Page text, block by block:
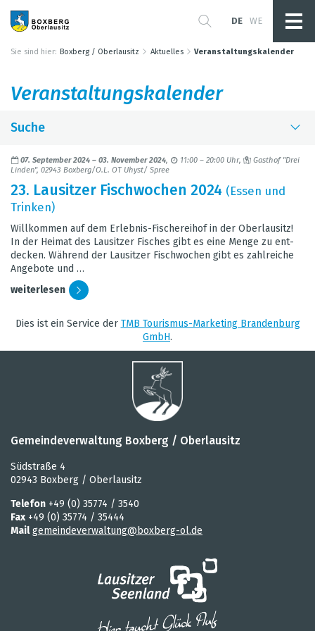
DE WE
Sie sind hier: Boxberg / Oberlausitz Aktuelles Veranstaltungskalender
Ver­an­stal­tungs­ka­len­der
Suche
Mo
Di Mi Do Fr Sa
So
1
2 3 4 5 6
7
14 15 16 17 20
21 22 23 24 25 26 27
28 29
von
aktuelle und laufende Veranstaltungen
Suchbegriff
suchen
07. Sep­tem­ber 2024 –03. Novem­ber 2024 11:00 – 20:00 Uhr
Gast­hof "Drei
Lin­den", 02943 Box­berg/O.L. OT Uhyst/ Spree
23. Lau­sit­zer Fisch­wo­chen 2024 (Essen und
Trin­ken)
Will­kom­men auf dem Erleb­nis-Fische­rei­hof in der Ober­lau­sitz!
In der Hei­mat des Lau­sit­zer Fisches gibt es eine Menge zu ent­
de­cken. Wäh­rend der Lau­sit­zer Fisch­wo­chen gibt es zahl­rei­che
Ange­bote und …
wei­ter­le­sen
Dies ist ein Ser­vice der TMB Tou­ris­mus-Mar­ke­ting Bran­den­burg
GmbH.
Gemeindeverwaltung Boxberg / Oberlausitz
Südstraße 4
02943 Boxberg / Oberlausitz
Telefon +49 (0) 35774 / 3540
Fax +49 (0) 35774 / 35444
Mail gemeindeverwaltung@boxberg-ol.de